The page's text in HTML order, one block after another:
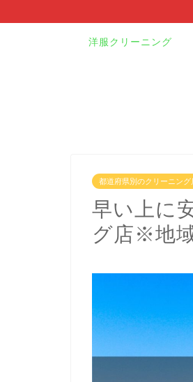
洋服クリーニング
都道府県別のクリーニング
早い上に
グ店※地